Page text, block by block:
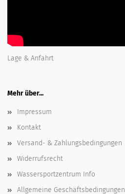
Lage & Anfahrt
Mehr über...
Impressum
Kontakt
Versand- & Zahlungsbedingungen
Widerrufsrecht
Wassersportzentrum Info
Allgemeine Geschäftsbedingungen